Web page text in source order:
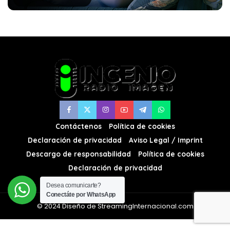
Contáctenos
Política de cookies
Declaración de privacidad
Aviso Legal / Imprint
Descargo de responsabilidad
Política de cookies
Declaración de privacidad
© 2024 Diseño de StreamingInternacional.com
Desea comunicarte?
Conectáte por WhatsApp